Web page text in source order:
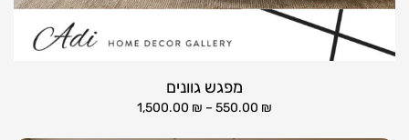
מפגש גוונים
550.00 ₪
–
1,500.00 ₪